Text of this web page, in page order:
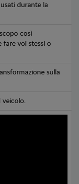
durante la
così
fare voi stessi o
sulla
veicolo.